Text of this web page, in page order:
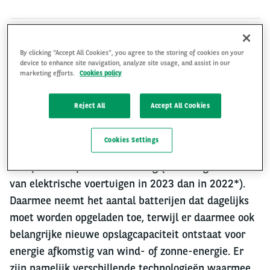
Arval Energy is een strategisch initiatief onder
leiding van het Executive en Strategy Management
van de langetermijnstrategie alle expertisecentra
Houten, 5 april 2024 -Elektrische mobiliteit in
van elektrische voertuigen in 2023 dan in 2022*).
Daarmee neemt het aantal batterijen dat dagelijks
moet worden opgeladen toe, terwijl er daarmee ook
belangrijke nieuwe opslagcapaciteit ontstaat voor
energie afkomstig van wind- of zonne-energie. Er
By clicking “Accept All Cookies”, you agree to the storing of cookies on your
device to enhance site navigation, analyze site usage, and assist in our
marketing efforts.
Cookies policy
Reject All Accept All Cookies
Cookies Settings